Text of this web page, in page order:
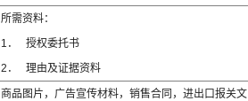
所需资料：
1． 授权委托书
2． 理由及证据资料
商品图片，广告宣传材料，销售合同，进出口报关文